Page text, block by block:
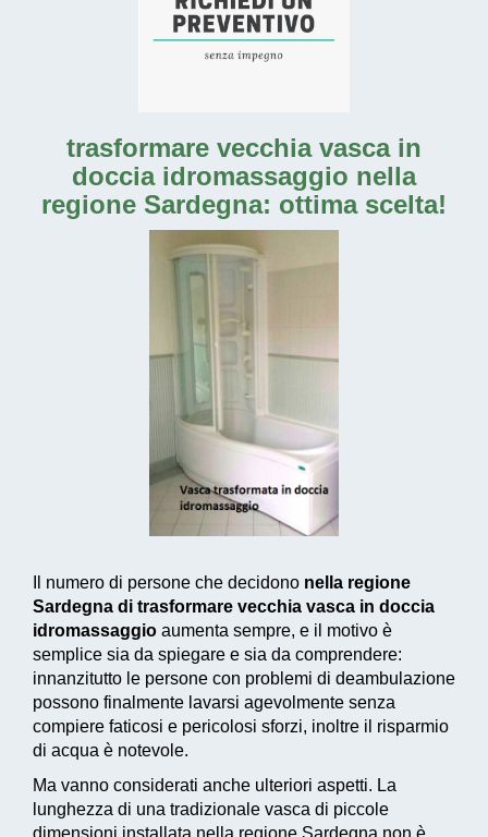
trasformare vecchia vasca in
doccia idromassaggio nella
regione Sardegna: ottima scelta!
Il numero di persone che decidono nella regione
Sardegna di trasformare vecchia vasca in doccia
idromassaggio aumenta sempre, e il motivo è
semplice sia da spiegare e sia da comprendere:
innanzitutto le persone con problemi di deambulazione
possono finalmente lavarsi agevolmente senza
compiere faticosi e pericolosi sforzi, inoltre il risparmio
di acqua è notevole.
Ma vanno considerati anche ulteriori aspetti. La
lunghezza di una tradizionale vasca di piccole
dimensioni installata nella regione Sardegna non è